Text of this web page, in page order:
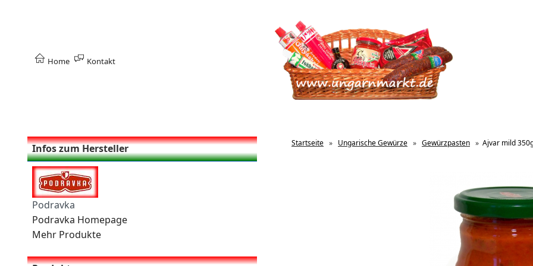
Home Kontakt
Infos zum Hersteller
Podravka
Podravka Homepage
Mehr Produkte
Startseite » Ungarische Gewürze » Gewürzpasten » Ajvar mild